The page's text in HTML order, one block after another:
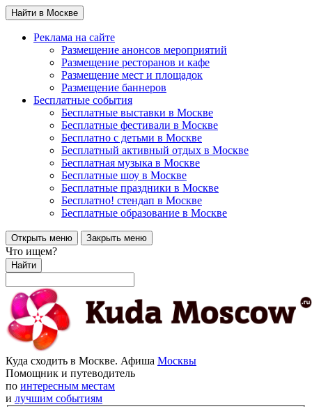
Найти в Москве
Реклама на сайте
Размещение анонсов мероприятий
Размещение ресторанов и кафе
Размещение мест и площадок
Размещение баннеров
Бесплатные события
Бесплатные выставки в Москве
Бесплатные фестивали в Москве
Бесплатно с детьми в Москве
Бесплатный активный отдых в Москве
Бесплатная музыка в Москве
Бесплатные шоу в Москве
Бесплатные праздники в Москве
Бесплатно! стендап в Москве
Бесплатные образование в Москве
Открыть меню Закрыть меню
Что ищем?
Найти
Куда сходить в Москве. Афиша Москвы
Помощник и путеводитель
по интересным местам
и лучшим событиям